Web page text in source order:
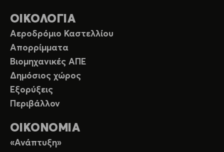
ΟΙΚΟΛΟΓΙΑ
Αεροδρόμιο Καστελλίου
Απορρίμματα
Βιομηχανικές ΑΠΕ
Δημόσιος χώρος
Εξορύξεις
Περιβάλλον
ΟΙΚΟΝΟΜΙΑ
«Ανάπτυξη»